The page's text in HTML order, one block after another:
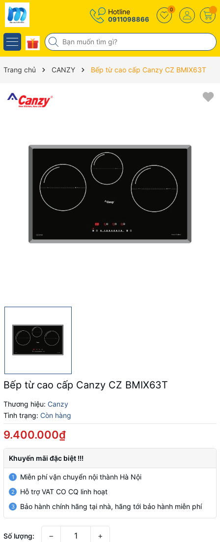
Hotline
0911098866
0
Trang chủ CANZY Bếp từ cao cấp Canzy CZ BMIX63T
Bếp từ cao cấp Canzy CZ BMIX63T
Thương hiệu: Canzy
Tình trạng: Còn hàng
9.400.000₫
Khuyến mãi đặc biệt !!!
1 Miễn phí vận chuyển nội thành Hà Nội
2 Hỗ trợ VAT CO CQ linh hoạt
3 Bảo hành chính hãng tại nhà, hãng tới bảo hành miễn phí
Số lượng: − +